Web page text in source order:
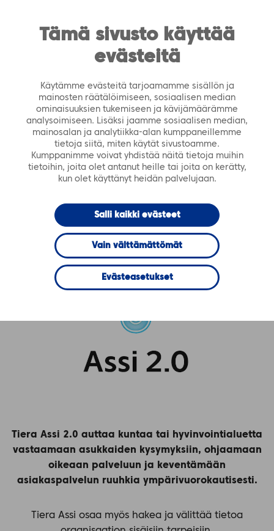
Tämä sivusto käyttää
evästeitä
Käytämme evästeitä tarjoamamme sisällön ja
mainosten räätälöimiseen, sosiaalisen median
ominaisuuksien tukemiseen ja kävijämäärämme
analysoimiseen. Lisäksi jaamme sosiaalisen median,
mainosalan ja analytiikka-alan kumppaneillemme
tietoja siitä, miten käytät sivustoamme.
Kumppanimme voivat yhdistää näitä tietoja muihin
tietoihin, joita olet antanut heille tai joita on kerätty,
kun olet käyttänyt heidän palvelujaan.
Salli kaikki evästeet
Vain välttämättömät
Evästeasetukset
https://tiera.fi/name FI SV
Tekoäly
palveluneuvonnan
etulinjaan
Tiera Assi 2.0 auttaa kuntaa tai hyvinvointialuetta
vastaamaan asukkaiden kysymyksiin, ohjaamaan
oikeaan palveluun ja keventämään
asiakaspalvelun ruuhkia ympärivuorokautisesti.
Tiera Assi osaa myös hakea ja välittää tietoa